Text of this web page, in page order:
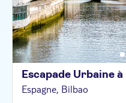
Escapade Urbaine à
Espagne, Bilbao